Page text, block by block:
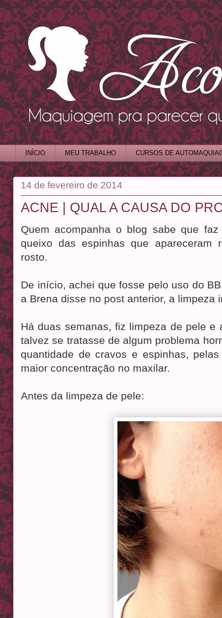
INÍCIO MEU TRABALHO CURSOS DE
14 de fevereiro de 2014
ACNE | QUAL A CAUSA DO
Quem acompanha o blog sabe que
queixo das espinhas que apareceram
rosto.
De início, achei que fosse pelo uso do
a Brena disse no post anterior, a limpeza
Há duas semanas, fiz limpeza de pele e
talvez se tratasse de algum problema
quantidade de cravos e espinhas,
maior concentração no maxilar.
Antes da limpeza de pele: